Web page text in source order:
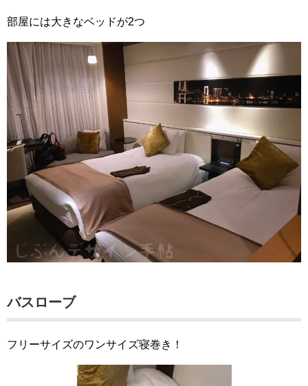
部屋には大きなベッドが2つ
バスローブ
フリーサイズのワンサイズ寝巻き！